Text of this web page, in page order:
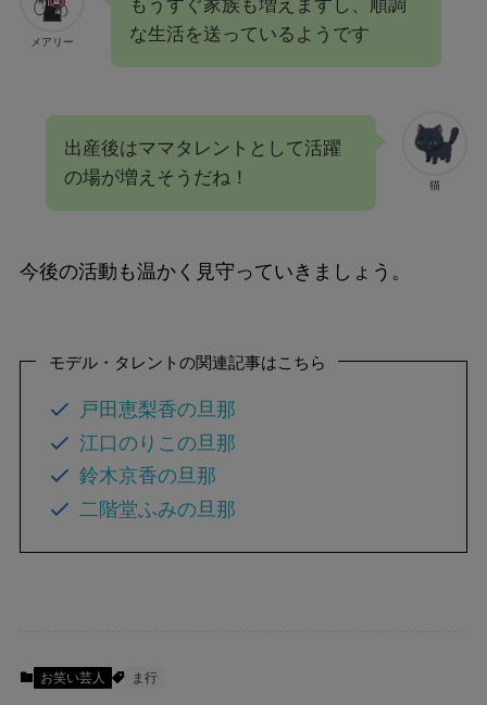
メアリー
もうすぐ家族も増えますし、順調
な生活を送っているようです
猫
出産後はママタレントとして活躍
の場が増えそうだね！
今後の活動も温かく見守っていきましょう。
モデル・タレントの関連記事はこちら
戸田恵梨香の旦那
江口のりこの旦那
鈴木京香の旦那
二階堂ふみの旦那
お笑い芸人 ま行